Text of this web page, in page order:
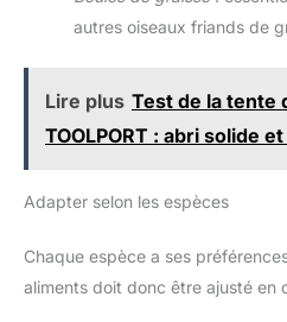
autres oiseaux friands de
Lire plus Test de la tente
TOOLPORT : abri solide
Adapter selon les espèces
Chaque espèce a ses
aliments doit donc être ajusté en